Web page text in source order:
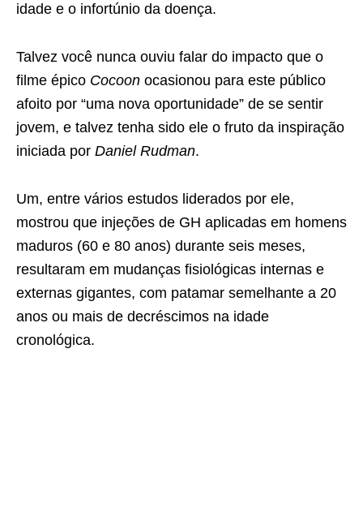
idade e o infortúnio da doença.
Talvez você nunca ouviu falar do impacto que o
filme épico Cocoon ocasionou para este público
afoito por “uma nova oportunidade” de se sentir
jovem, e talvez tenha sido ele o fruto da inspiração
iniciada por Daniel Rudman.
Um, entre vários estudos liderados por ele,
mostrou que injeções de GH aplicadas em homens
maduros (60 e 80 anos) durante seis meses,
resultaram em mudanças fisiológicas internas e
externas gigantes, com patamar semelhante a 20
anos ou mais de decréscimos na idade
cronológica.